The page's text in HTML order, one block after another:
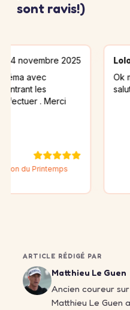
sont ravis!)
2025
Merci
Lolo
Ok merci
salutations
ARTICLE RÉDIGÉ PAR
Matthieu Le Guen
Ancien coureur
Matthieu Le Guen